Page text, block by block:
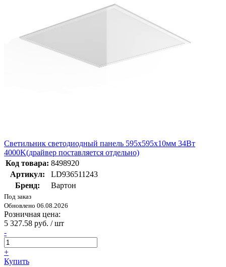
Светильник cветодиодный панель 595х595х10мм 34Вт
4000K(драйвер поставляется отдельно)
Код товара: 8498920
Артикул:
LD936511243
Бренд:
Вартон
Под заказ
Обновлено 06.08.2026
Розничная цена:
5 327.58 руб. / шт
-
+
Купить